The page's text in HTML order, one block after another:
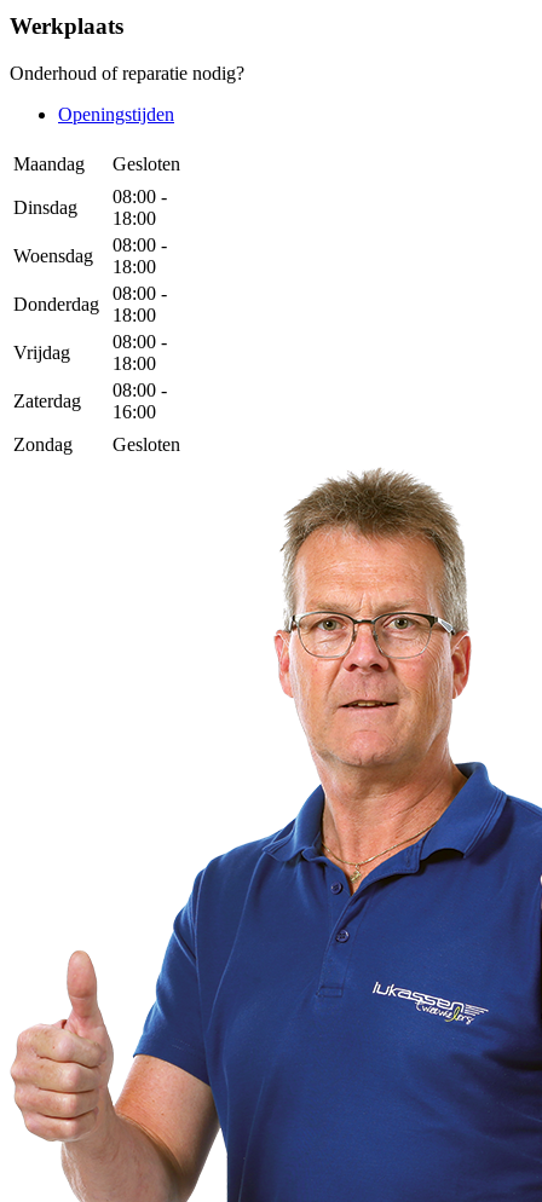
Werkplaats
Onderhoud of reparatie nodig?
Openingstijden
Maandag Gesloten
Dinsdag
08:00 -
18:00
Woensdag
08:00 -
18:00
Donderdag
08:00 -
18:00
Vrijdag
08:00 -
18:00
Zaterdag
08:00 -
16:00
Zondag
Gesloten